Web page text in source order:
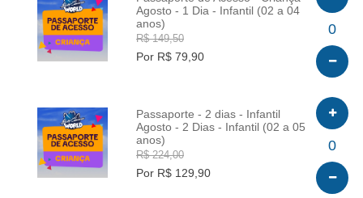
INFO
Agosto - 1 Dia - Infantil (02 a 04
anos)
R$ 149,50
Por R$ 79,90
0
INFO
Passaporte - 2 dias - Infantil
Agosto - 2 Dias - Infantil (02 a 05
anos)
R$ 224,00
Por R$ 129,90
0